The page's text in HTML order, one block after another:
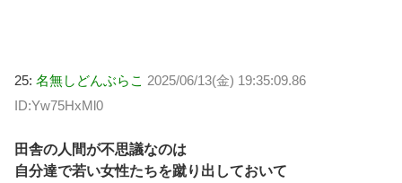
25: 名無しどんぶらこ 2025/06/13(金) 19:35:09.86
ID:Yw75HxMl0
田舎の人間が不思議なのは
自分達で若い女性たちを蹴り出しておいて